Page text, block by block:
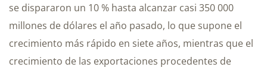
se dispararon un 10 % hasta alcanzar casi 350 000
millones de dólares el año pasado, lo que supone el
crecimiento más rápido en siete años, mientras que el
crecimiento de las exportaciones procedentes de